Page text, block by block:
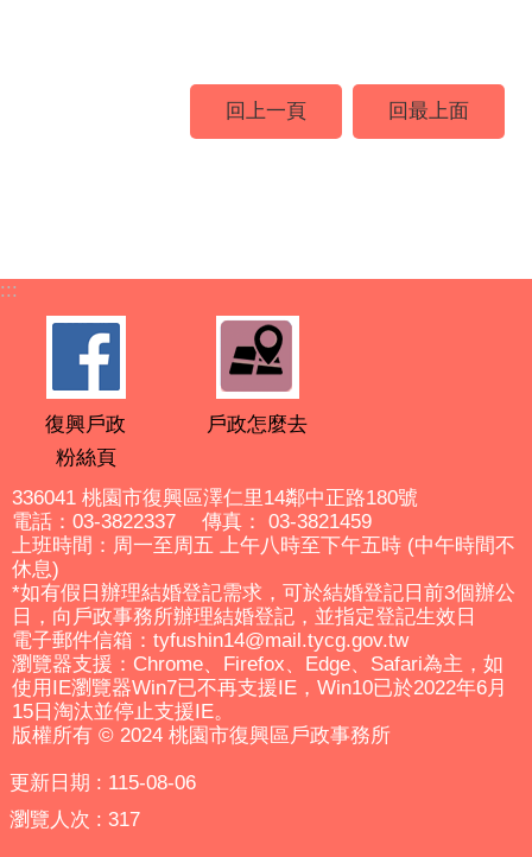
回上一頁 回最上面
:::
復興戶政
粉絲頁
戶政怎麼去
336041 桃園市復興區澤仁里14鄰中正路180號
電話：03-3822337 傳真： 03-3821459
上班時間：周一至周五 上午八時至下午五時 (中午時間不
休息)
*如有假日辦理結婚登記需求，可於結婚登記日前3個辦公
日，向戶政事務所辦理結婚登記，並指定登記生效日
電子郵件信箱：tyfushin14@mail.tycg.gov.tw
瀏覽器支援：Chrome、Firefox、Edge、Safari為主，如
使用IE瀏覽器Win7已不再支援IE，Win10已於2022年6月
15日淘汰並停止支援IE。
版權所有 © 2024 桃園市復興區戶政事務所
更新日期
115-08-06
瀏覽人次
317